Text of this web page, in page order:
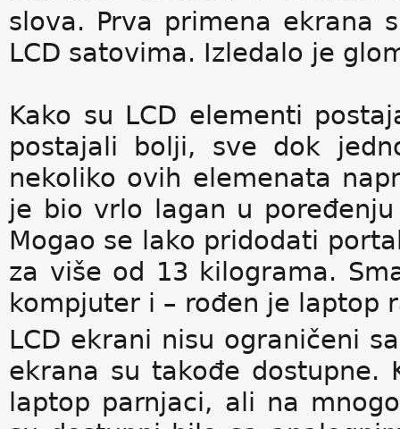
slova. Prva primena ekrana
LCD satovima. Izledalo je
Kako su LCD elementi
postajali bolji, sve dok
nekoliko ovih elemenata
je bio vrlo lagan u
Mogao se lako pridodati
za više od 13 kilograma.
kompjuter i – rođen je laptop
LCD ekrani nisu ograničeni
ekrana su takođe dostupne.
laptop parnjaci, ali na